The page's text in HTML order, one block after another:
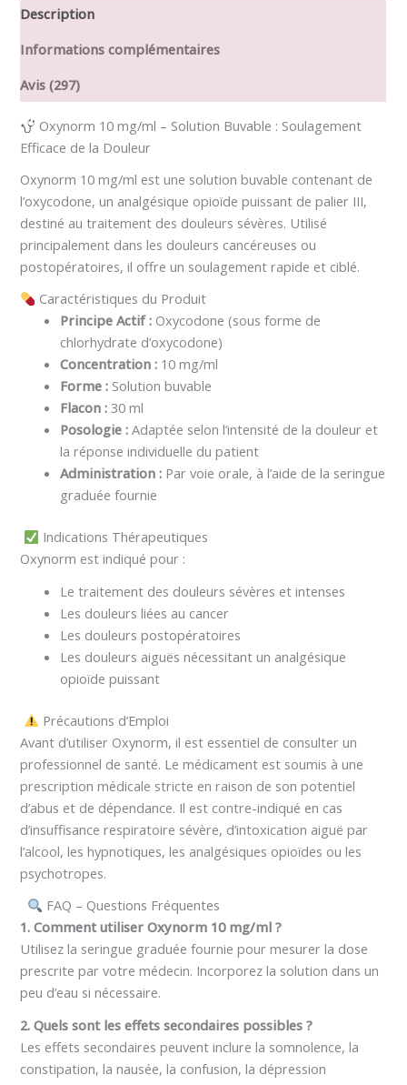
Description
Informations complémentaires
Avis (297)
Oxynorm 10 mg/ml – Solution Buvable : Soulagement
Efficace de la Douleur
Oxynorm 10 mg/ml est une solution buvable contenant de
l’oxycodone, un analgésique opioïde puissant de palier III,
destiné au traitement des douleurs sévères. Utilisé
principalement dans les douleurs cancéreuses ou
postopératoires, il offre un soulagement rapide et ciblé.
Caractéristiques du Produit
Principe Actif : Oxycodone (sous forme de
chlorhydrate d’oxycodone)
Concentration : 10 mg/ml
Forme : Solution buvable
Flacon : 30 ml
Posologie : Adaptée selon l’intensité de la douleur et
la réponse individuelle du patient
Administration : Par voie orale, à l’aide de la seringue
graduée fournie
Indications Thérapeutiques
Oxynorm est indiqué pour :
Le traitement des douleurs sévères et intenses
Les douleurs liées au cancer
Les douleurs postopératoires
Les douleurs aiguës nécessitant un analgésique
opioïde puissant
Précautions d’Emploi
Avant d’utiliser Oxynorm, il est essentiel de consulter un
professionnel de santé. Le médicament est soumis à une
prescription médicale stricte en raison de son potentiel
d’abus et de dépendance. Il est contre-indiqué en cas
d’insuffisance respiratoire sévère, d’intoxication aiguë par
l’alcool, les hypnotiques, les analgésiques opioïdes ou les
psychotropes.
FAQ – Questions Fréquentes
1. Comment utiliser Oxynorm 10 mg/ml ?
Utilisez la seringue graduée fournie pour mesurer la dose
prescrite par votre médecin. Incorporez la solution dans un
peu d’eau si nécessaire.
2. Quels sont les effets secondaires possibles ?
Les effets secondaires peuvent inclure la somnolence, la
constipation, la nausée, la confusion, la dépression